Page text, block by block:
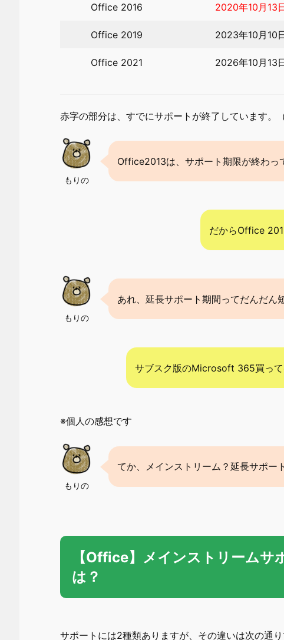
Office 2016 2020年10月13
Office 2019 2023年10月10
Office 2021 2026年10月13
赤字の部分は、すでにサポートが終了しています。
もりの
Office2013は、サポート期限が終わっ
だからOffice
もりの
あれ、延長サポート期間ってだんだん
サブスク版のMicrosoft 365買っ
※個人の感想です
もりの
てか、メインストリーム？延長サポー
【Office】メインストリームサ
は？
サポートには2種類ありますが、その違いは次の通り